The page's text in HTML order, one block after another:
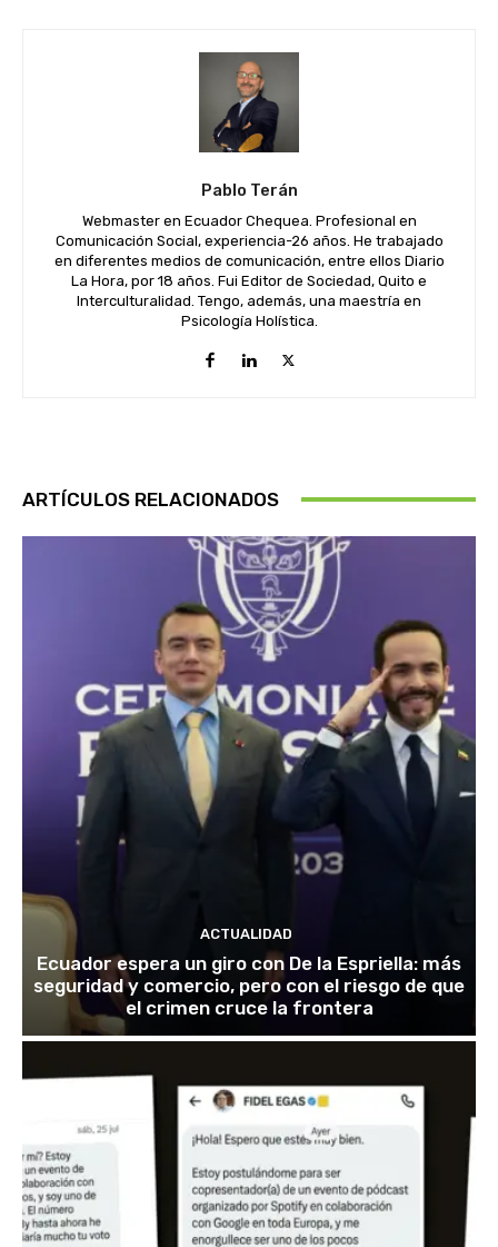
Pablo Terán
Webmaster en Ecuador Chequea. Profesional en
Comunicación Social, experiencia-26 años. He trabajado
en diferentes medios de comunicación, entre ellos Diario
La Hora, por 18 años. Fui Editor de Sociedad, Quito e
Interculturalidad. Tengo, además, una maestría en
Psicología Holística.
ARTÍCULOS RELACIONADOS
ACTUALIDAD
Ecuador espera un giro con De la Espriella: más
seguridad y comercio, pero con el riesgo de que
el crimen cruce la frontera